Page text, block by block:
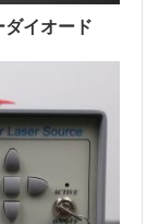
イオード